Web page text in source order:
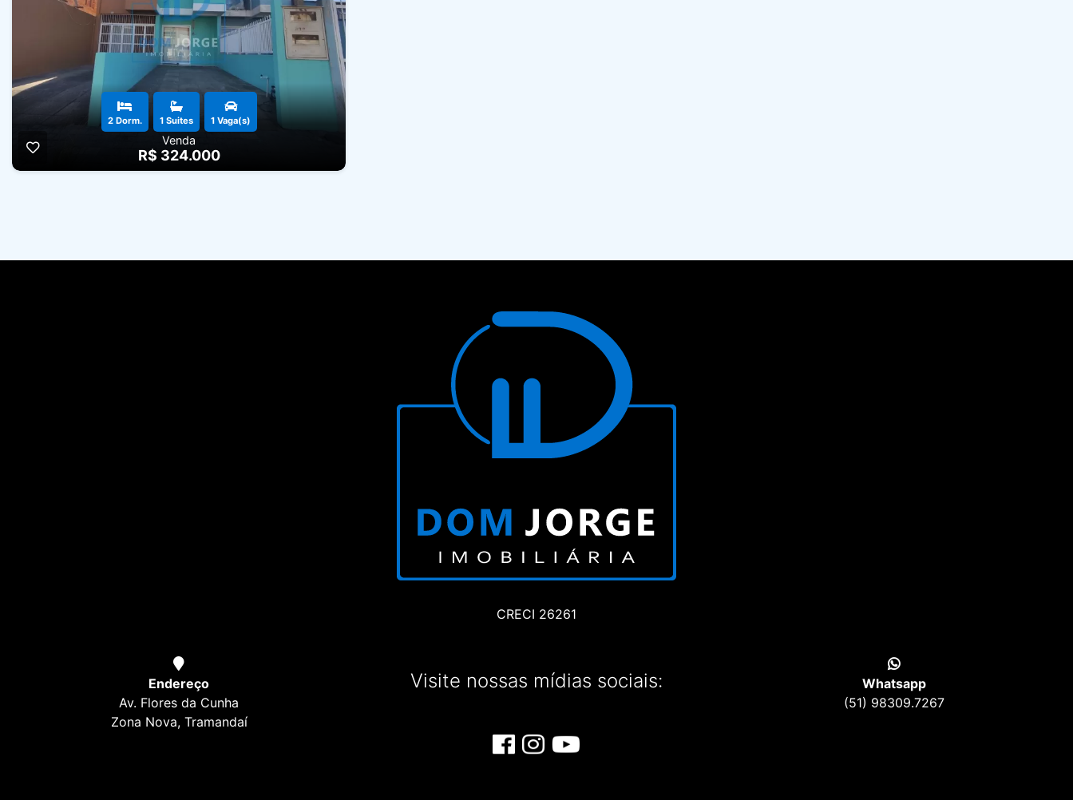
2 Dorm. 1 Suites 1 Vaga(s)
Venda
R$ 324.000
CRECI 26261
Endereço
Av. Flores da Cunha
Zona Nova, Tramandaí
Visite nossas mídias sociais:
Whatsapp
(51) 98309.7267